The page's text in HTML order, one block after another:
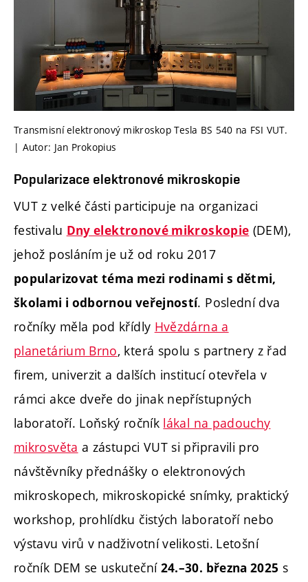
Transmisní elektronový mikroskop Tesla BS 540 na FSI VUT.
| Autor: Jan Prokopius
Popularizace elektronové mikroskopie
VUT z velké části participuje na organizaci
festivalu Dny elektronové mikroskopie (DEM),
jehož posláním je už od roku 2017
popularizovat téma mezi rodinami s dětmi,
školami i odbornou veřejností. Poslední dva
ročníky měla pod křídly Hvězdárna a
planetárium Brno, která spolu s partnery z řad
firem, univerzit a dalších institucí otevřela v
rámci akce dveře do jinak nepřístupných
laboratoří. Loňský ročník lákal na padouchy
mikrosvěta a zástupci VUT si připravili pro
návštěvníky přednášky o elektronových
mikroskopech, mikroskopické snímky, praktický
workshop, prohlídku čistých laboratoří nebo
výstavu virů v nadživotní velikosti. Letošní
ročník DEM se uskuteční 24.–30. března 2025 s